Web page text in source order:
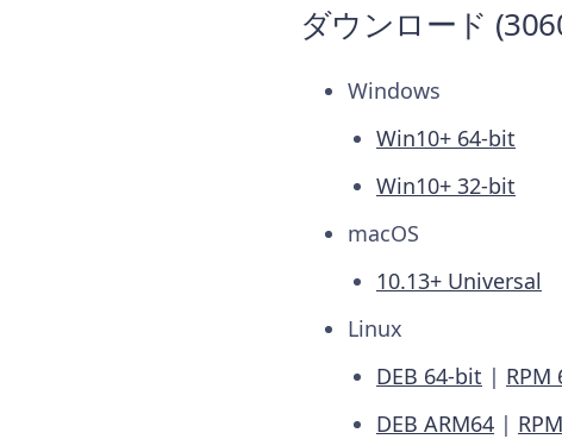
ダウンロード
Windows
Win10+ 64-bit
Win10+ 32-bit
macOS
10.13+ Universal
Linux
DEB 64-bit | RPM
DEB ARM64 |